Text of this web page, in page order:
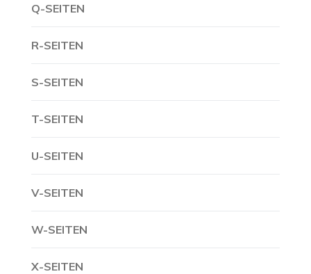
Q-SEITEN
R-SEITEN
S-SEITEN
T-SEITEN
U-SEITEN
V-SEITEN
W-SEITEN
X-SEITEN